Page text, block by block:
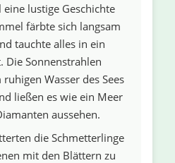
lustige Geschichte
färbte sich langsam
tauchte alles in ein
Die Sonnenstrahlen
Wasser des Sees
ließen es wie ein Meer
aussehen.
die Schmetterlinge
mit den Blättern zu